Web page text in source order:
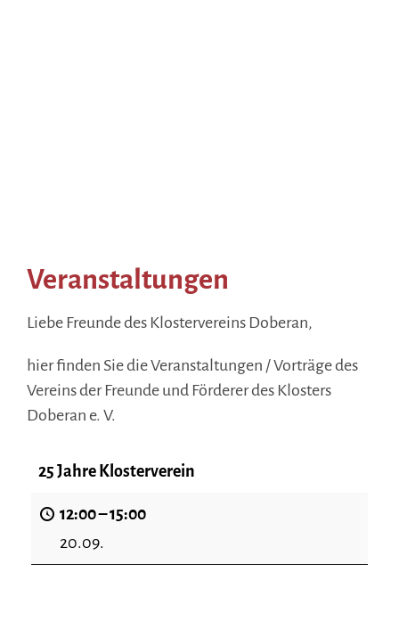
Veranstaltungen
Liebe Freunde des Klostervereins Doberan,
hier finden Sie die Veranstaltungen / Vorträge des
Vereins der Freunde und Förderer des Klosters
Doberan e. V.
25 Jahre Klosterverein
12:00–15:00
20.09.